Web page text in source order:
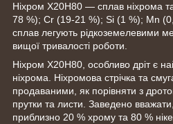
Ніхром Х20Н80 — сплав ніхрома
78 %); Cr (19-21 %); Si (1 %); Mn
сплав легують рідкоземелевими
вищої тривалості роботи.
Ніхром Х20Н80, особливо дріт є
ніхрома. Ніхромова стрічка та
продаваними, як порівняти з
прутки та листи. Заведено
приблизно 20 % хрому та 80 %